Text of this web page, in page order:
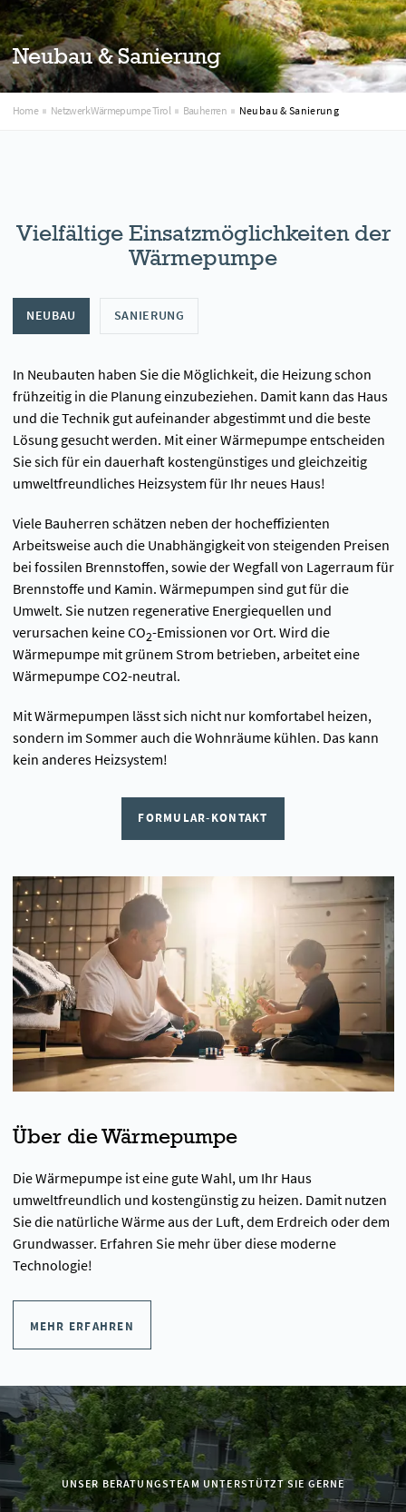
Neubau & Sanierung
Home Netzwerk Wärmepumpe Tirol Bauherren Neubau & Sanierung
Vielfältige Einsatzmöglichkeiten der
Wärmepumpe
NEUBAU SANIERUNG
In Neubauten haben Sie die Möglichkeit, die Heizung schon
frühzeitig in die Planung einzubeziehen. Damit kann das Haus
und die Technik gut aufeinander abgestimmt und die beste
Lösung gesucht werden. Mit einer Wärmepumpe entscheiden
Sie sich für ein dauerhaft kostengünstiges und gleichzeitig
umweltfreundliches Heizsystem für Ihr neues Haus!
Viele Bauherren schätzen neben der hocheffizienten
Arbeitsweise auch die Unabhängigkeit von steigenden Preisen
bei fossilen Brennstoffen, sowie der Wegfall von Lagerraum für
Brennstoffe und Kamin. Wärmepumpen sind gut für die
Umwelt. Sie nutzen regenerative Energiequellen und
verursachen keine CO2-Emissionen vor Ort. Wird die
Wärmepumpe mit grünem Strom betrieben, arbeitet eine
Wärmepumpe CO2-neutral.
Mit Wärmepumpen lässt sich nicht nur komfortabel heizen,
sondern im Sommer auch die Wohnräume kühlen. Das kann
kein anderes Heizsystem!
FORMULAR-KONTAKT
Über die Wärmepumpe
Die Wärmepumpe ist eine gute Wahl, um Ihr Haus
umweltfreundlich und kostengünstig zu heizen. Damit nutzen
Sie die natürliche Wärme aus der Luft, dem Erdreich oder dem
Grundwasser. Erfahren Sie mehr über diese moderne
Technologie!
MEHR ERFAHREN
UNSER BERATUNGSTEAM UNTERSTÜTZT SIE GERNE